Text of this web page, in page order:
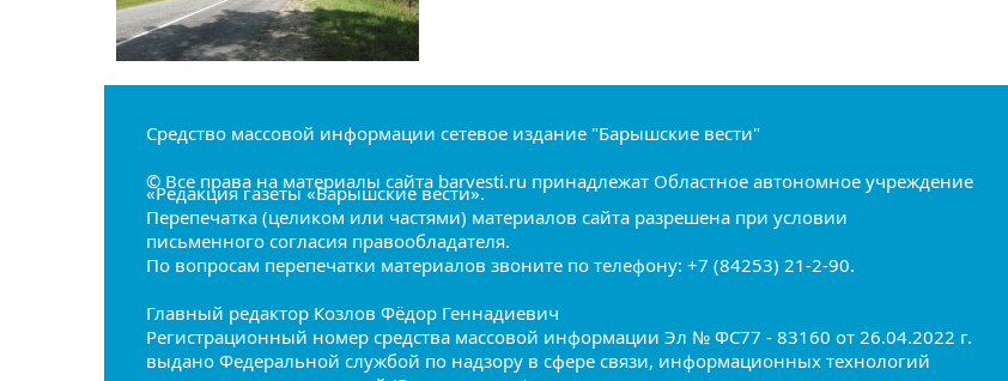
Средство массовой информации сетевое издание "Барышские вести"
© Все права на материалы сайта barvesti.ru принадлежат Областное автономное учреждение
«Редакция газеты «Барышские вести».
Перепечатка (целиком или частями) материалов сайта разрешена при условии
письменного согласия правообладателя.
По вопросам перепечатки материалов звоните по телефону: +7 (84253) 21-2-90.
Главный редактор Козлов Фёдор Геннадиевич
Регистрационный номер средства массовой информации Эл № ФС77 - 83160 от 26.04.2022 г.
выдано Федеральной службой по надзору в сфере связи, информационных технологий